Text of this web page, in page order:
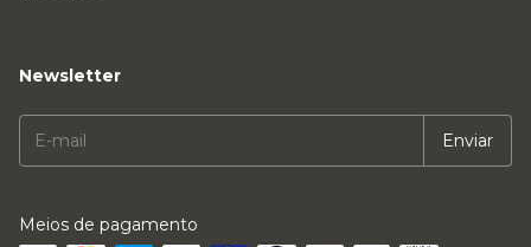
Newsletter
Meios de pagamento